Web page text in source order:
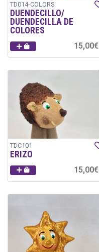
TD014-COLORS
DUENDECILLO/
DUENDECILLA DE
COLORES
15,00€
TDC101
ERIZO
15,00€